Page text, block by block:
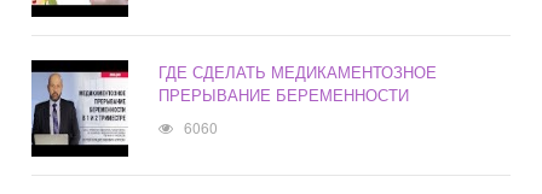
ГДЕ СДЕЛАТЬ МЕДИКАМЕНТОЗНОЕ
ПРЕРЫВАНИЕ БЕРЕМЕННОСТИ
6060